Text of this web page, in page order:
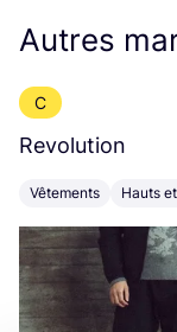
Autres
C
Revolution
Vêtements Hauts